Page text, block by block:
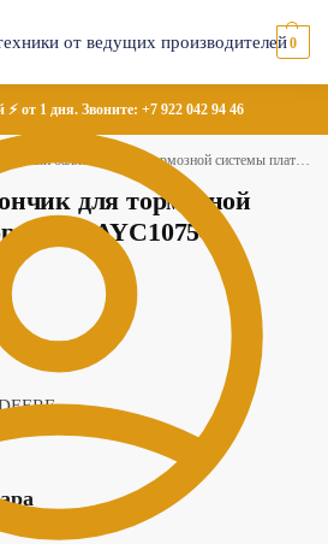
0
⚡ от 1 дня. Звоните: +7 922 042 94 46
баллончик для тормозной системы платформы — AYC10754
для тормозной
— AYC10754